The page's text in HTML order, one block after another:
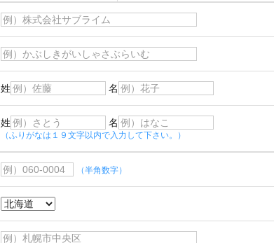
姓 名
姓 名
（ふりがなは１９文字以内で入力して下さい。）
（半角数字）